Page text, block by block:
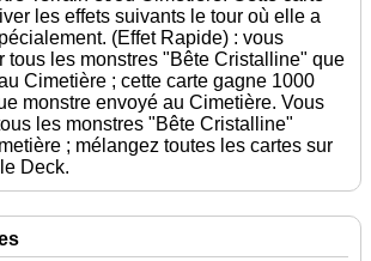
les effets suivants le tour où elle a
(Effet Rapide) : vous
tous les monstres "Bête Cristalline" que
Cimetière ; cette carte gagne 1000
monstre envoyé au Cimetière. Vous
les monstres "Bête Cristalline"
; mélangez toutes les cartes sur
Deck.